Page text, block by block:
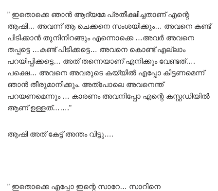
” ഇതൊക്കെ ഞാൻ ആദ്യമേ പ്രതീക്ഷിച്ചതാണ് എന്റെ
ആഷി… അവന്ന് ആ ചെക്കനെ സംശയിക്കും… അവനെ കണ്ട്
പിടിക്കാൻ തുനിനിറങ്ങും എന്നൊക്കെ …അവർ അവനെ
തപ്പട്ടെ …കണ്ട് പിടിക്കട്ടെ… അവനെ കൊണ്ട് എല്ലാം
പറയിപ്പിക്കട്ടെ… അത് തന്നെയാണ് എനിക്കും വേണ്ടത്….
പക്ഷെ… അവനെ അവരുടെ കയ്യിൽ എപ്പോ കിട്ടണമെന്ന്
ഞാൻ തീരുമാനിക്കും. അത്പോലെ അവനെന്ത്‌
പറയണമെന്നും … കാരണം അവനിപ്പോ എന്റെ കസ്റ്റഡിയിൽ
ആണ് ഉള്ളത്…….”
ആഷി അത് കേട്ട് അന്തം വിട്ടു….
” ഇതൊക്കെ എപ്പോ ഇന്റെ സാറേ… സാറിനെ